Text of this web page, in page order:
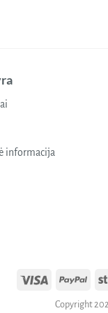
informacija
Visa
Copyright